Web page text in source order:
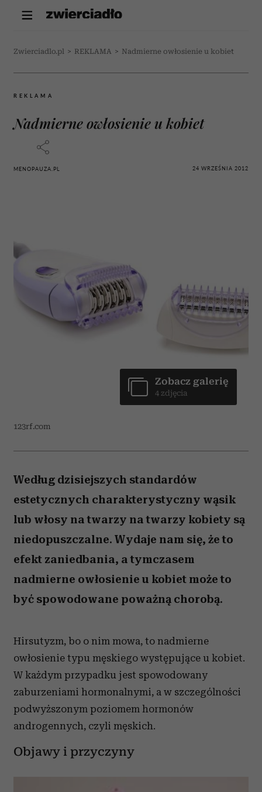
Zwierciadlo.pl > REKLAMA > Nadmierne owłosienie u kobiet
REKLAMA
Nadmierne owłosienie u kobiet
MENOPAUZA.PL 24 WRZEŚNIA 2012
123rf.com
Zobacz galerię
4 zdjęcia
Według dzisiejszych standardów
estetycznych charakterystyczny wąsik
lub włosy na twarzy na twarzy kobiety są
niedopuszczalne. Wydaje nam się, że to
efekt zaniedbania, a tymczasem
nadmierne owłosienie u kobiet może to
być spowodowane poważną chorobą.
Hirsutyzm, bo o nim mowa, to nadmierne
owłosienie typu męskiego występujące u kobiet.
W każdym przypadku jest spowodowany
zaburzeniami hormonalnymi, a w szczególności
podwyższonym poziomem hormonów
androgennych, czyli męskich.
Objawy i przyczyny